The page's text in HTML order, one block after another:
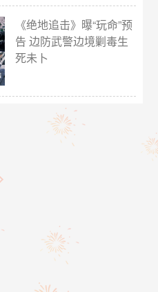
《绝地追击》曝“玩命”预
告 边防武警边境剿毒生
死未卜